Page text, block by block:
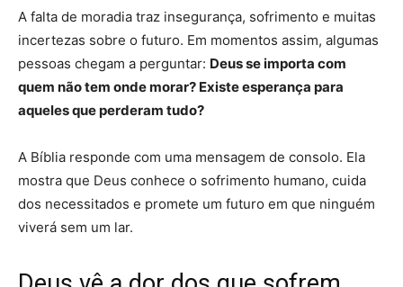
A falta de moradia traz insegurança, sofrimento e muitas
incertezas sobre o futuro. Em momentos assim, algumas
pessoas chegam a perguntar: Deus se importa com
quem não tem onde morar? Existe esperança para
aqueles que perderam tudo?
A Bíblia responde com uma mensagem de consolo. Ela
mostra que Deus conhece o sofrimento humano, cuida
dos necessitados e promete um futuro em que ninguém
viverá sem um lar.